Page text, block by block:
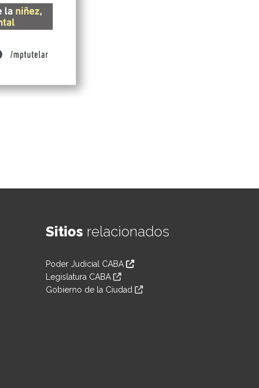
Sitios relacionados
Poder Judicial CABA
Legislatura CABA
Gobierno de la Ciudad